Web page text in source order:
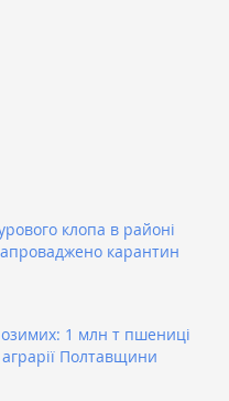
клопа в районі
карантин
1 млн т пшениці
Полтавщини